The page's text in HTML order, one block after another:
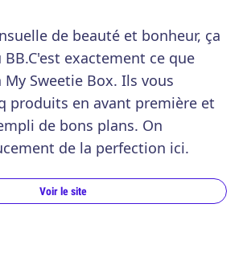
de beauté et bonheur, ça
exactement ce que
Sweetie Box. Ils vous
produits en avant première et
de bons plans. On
de la perfection ici.
Voir le site